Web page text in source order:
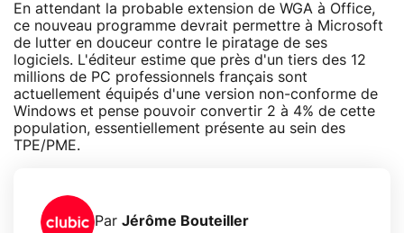
En attendant la probable extension de WGA à Office,
ce nouveau programme devrait permettre à Microsoft
de lutter en douceur contre le piratage de ses
logiciels. L'éditeur estime que près d'un tiers des 12
millions de PC professionnels français sont
actuellement équipés d'une version non-conforme de
Windows et pense pouvoir convertir 2 à 4% de cette
population, essentiellement présente au sein des
TPE/PME.
Par Jérôme Bouteiller